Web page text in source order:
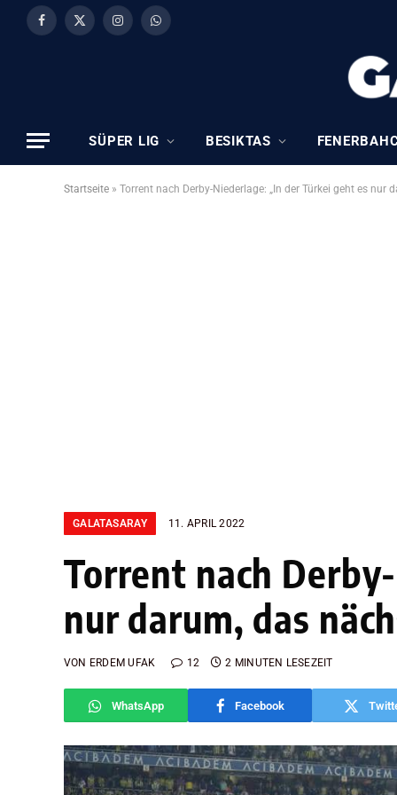
Facebook
X
InstagramWhatsApp
SÜPER LIG BESIKTAS
Startseite » Torrent nach Derby-Niederlage: „In der Türkei geht es nur
GALATASARAY 11. APRIL 2022
Torrent nach
nur darum, das
VON ERDEM UFAK 12 2 MINUTEN LESEZEIT
WhatsApp Facebook